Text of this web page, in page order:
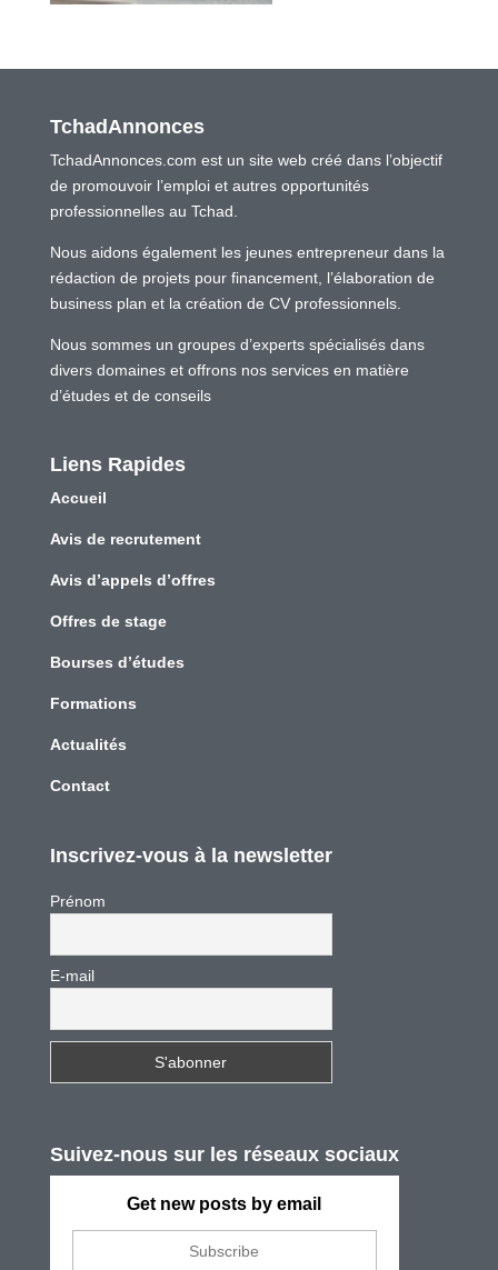
TchadAnnonces
TchadAnnonces.com est un site web créé dans l’objectif
de promouvoir l’emploi et autres opportunités
professionnelles au Tchad.
Nous aidons également les jeunes entrepreneur dans la
rédaction de projets pour financement, l’élaboration de
business plan et la création de CV professionnels.
Nous sommes un groupes d’experts spécialisés dans
divers domaines et offrons nos services en matière
d’études et de conseils
Liens Rapides
Accueil
Avis de recrutement
Avis d’appels d’offres
Offres de stage
Bourses d’études
Formations
Actualités
Contact
Inscrivez-vous à la newsletter
Prénom
E-mail
Suivez-nous sur les réseaux sociaux
Get new posts by email